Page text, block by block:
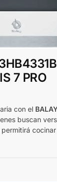
7 PRO
con el
buscan